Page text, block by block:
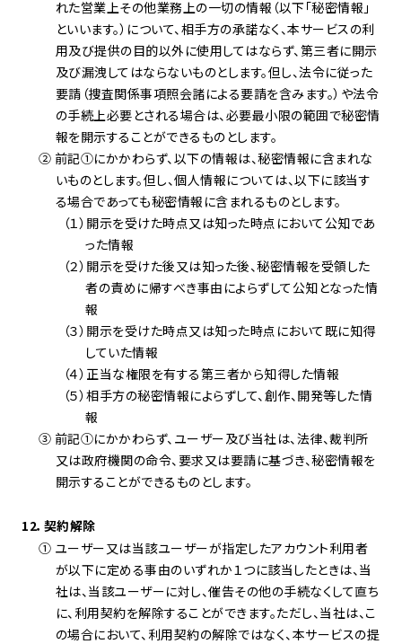
れた営業上その他業務上の一切の情報（以下「秘密情報」
といいます。）について、相手方の承諾なく、本サービスの利
用及び提供の目的以外に使用してはならず、第三者に開示
及び漏洩してはならないものとします。但し、法令に従った
要請（捜査関係事項照会諸による要請を含みます。）や法令
の手続上必要とされる場合は、必要最小限の範囲で秘密情
報を開示することができるものとします。
② 前記①にかかわらず、以下の情報は、秘密情報に含まれな
いものとします。但し、個人情報については、以下に該当す
る場合であっても秘密情報に含まれるものとします。
（１）開示を受けた時点又は知った時点において公知であ
った情報
（２）開示を受けた後又は知った後、秘密情報を受領した
者の責めに帰すべき事由によらずして公知となった情
報
（３）開示を受けた時点又は知った時点において既に知得
していた情報
（４）正当な権限を有する第三者から知得した情報
（５）相手方の秘密情報によらずして、創作、開発等した情
報
③ 前記①にかかわらず、ユーザー及び当社は、法律、裁判所
又は政府機関の命令、要求又は要請に基づき、秘密情報を
開示することができるものとします。
12．契約解除
① ユーザー又は当該ユーザーが指定したアカウント利用者
が以下に定める事由のいずれか１つに該当したときは、当
社は、当該ユーザーに対し、催告その他の手続なくして直ち
に、利用契約を解除することができます。ただし、当社は、こ
の場合において、利用契約の解除ではなく、本サービスの提